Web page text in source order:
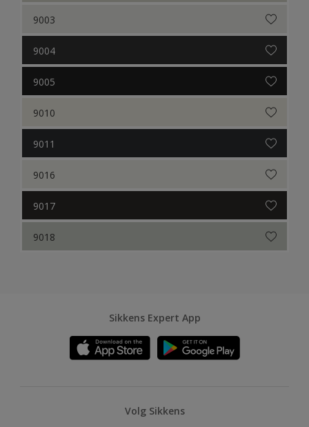
9003
9004
9005
9010
9011
9016
9017
9018
Sikkens Expert App
Volg Sikkens